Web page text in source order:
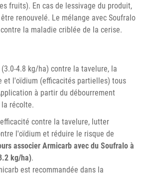
fruits). En cas de lessivage du produit,
renouvelé. Le mélange avec Soufralo
la maladie criblée de la cerise.
(3.0-4.8 kg/ha) contre la tavelure, la
et l'oïdium (efficacités partielles) tous
à partir du débourrement
récolte.
contre la tavelure, lutter
l'oïdium et réduire le risque de
associer Armicarb avec du Soufralo à
kg/ha).
est recommandée dans la